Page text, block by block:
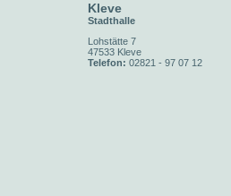
Kleve
Stadthalle
Lohstätte 7
47533 Kleve
Telefon: 02821 - 97 07 12